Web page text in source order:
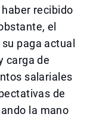
haber recibido
el
paga actual
carga de
salariales
de
la mano